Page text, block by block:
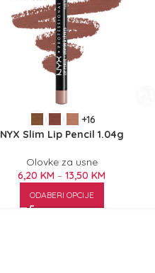
+16
NYX Slim Lip Pencil 1.04g
Olovke za usne
6,20 KM – 13,50 KM
ODABERI OPCIJE